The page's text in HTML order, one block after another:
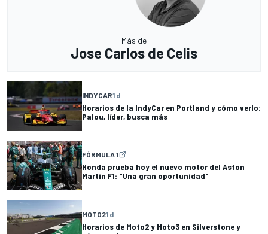
Más de
Jose Carlos de Celis
INDYCAR1 d
Horarios de la IndyCar en Portland y cómo verlo:
Palou, líder, busca más
FÓRMULA 1
Honda prueba hoy el nuevo motor del Aston
Martin F1: "Una gran oportunidad"
MOTO21 d
Horarios de Moto2 y Moto3 en Silverstone y